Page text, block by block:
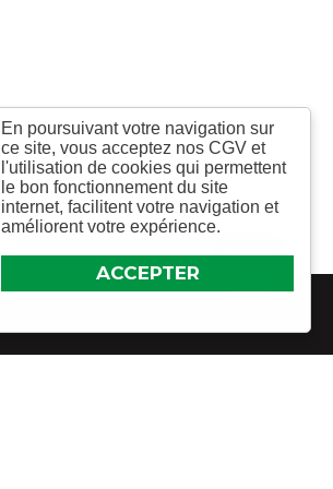
ACCEPTER
En poursuivant votre navigation sur
ce site, vous acceptez nos CGV et
l'utilisation de cookies qui permettent
le bon fonctionnement du site
internet, facilitent votre navigation et
améliorent votre expérience.